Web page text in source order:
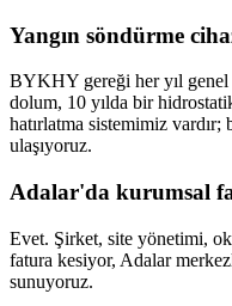
Yangın söndürme
BYKHY gereği her yıl genel
dolum, 10 yılda bir
hatırlatma sistemimiz vardır;
ulaşıyoruz.
Adalar'da kurumsal
Evet. Şirket, site yönetimi,
fatura kesiyor, Adalar
sunuyoruz.